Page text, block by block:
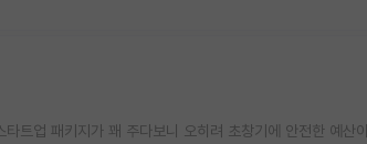
트업 패키지가 꽤 주다보니 오히려 초창기에 안전한 예산이